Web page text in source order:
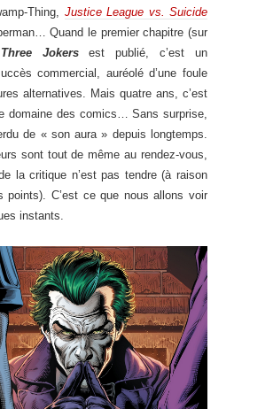
Thing, Justice League vs. Suicide
Quand le premier chapitre (sur
Three Jokersest publié, c’est un
commercial, auréolé d’une foule
alternatives. Mais quatre ans, c’est
domaine des comics… Sans surprise,
de « son aura » depuis longtemps.
sont tout de même au rendez-vous,
la critique n’est pas tendre (à raison
points). C’est ce que nous allons voir
instants.